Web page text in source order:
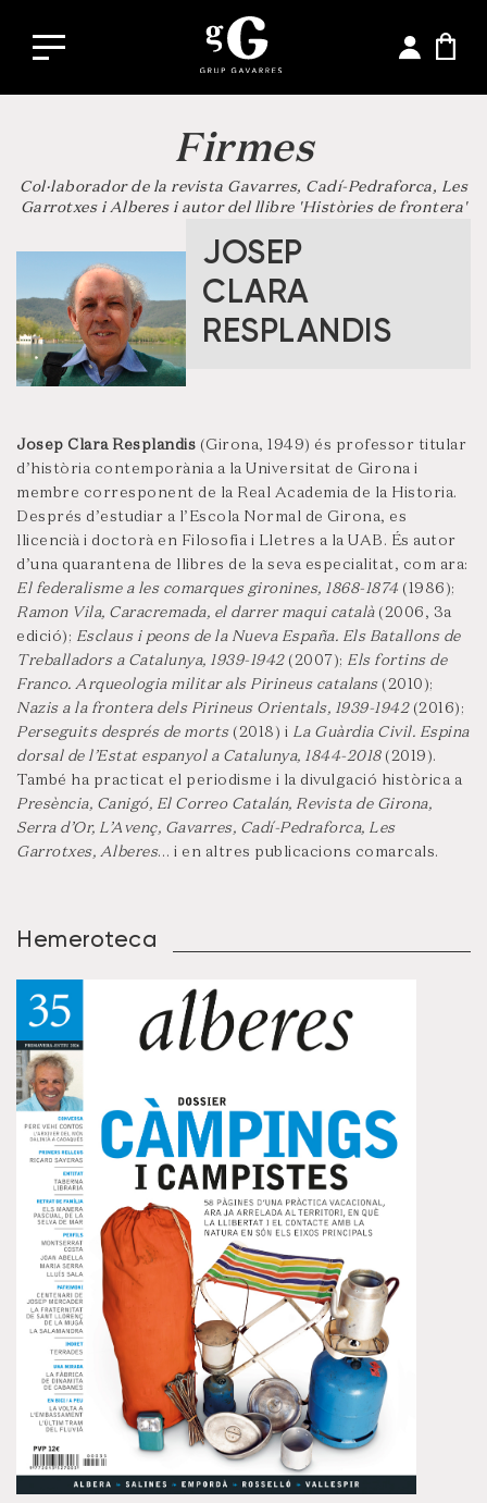
Firmes
Col·laborador de la revista Gavarres, Cadí-Pedraforca, Les
Garrotxes i Alberes i autor del llibre 'Històries de frontera'
JOSEP
CLARA
RESPLANDIS
Josep Clara Resplandis (Girona, 1949) és professor titular
d’història contemporània a la Universitat de Girona i
membre corresponent de la Real Academia de la Historia.
Després d’estudiar a l’Escola Normal de Girona, es
llicencià i doctorà en Filosofia i Lletres a la UAB. És autor
d’una quarantena de llibres de la seva especialitat, com ara:
El federalisme a les comarques gironines, 1868-1874 (1986);
Ramon Vila, Caracremada, el darrer maqui català(2006, 3a
edició); Esclaus i peons de la Nueva España. Els Batallons de
Treballadors a Catalunya, 1939-1942(2007); Els fortins de
Franco. Arqueologia militar als Pirineus catalans(2010);
Nazis a la frontera dels Pirineus Orientals, 1939-1942(2016);
Perseguits després de morts(2018) i La Guàrdia Civil. Espina
dorsal de l’Estat espanyol a Catalunya, 1844-2018(2019).
També ha practicat el periodisme i la divulgació històrica a
Presència, Canigó, El Correo Catalán, Revista de Girona,
Serra d’Or, L’Avenç, Gavarres, Cadí-Pedraforca, Les
Garrotxes, Alberes… i en altres publicacions comarcals.
Hemeroteca